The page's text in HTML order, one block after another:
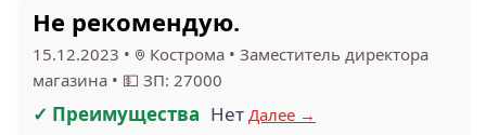
Не рекомендую.
15.12.2023 • Кострома • Заместитель директора
магазина • 💵 ЗП: 27000
✓ Преимущества Нет Далее →